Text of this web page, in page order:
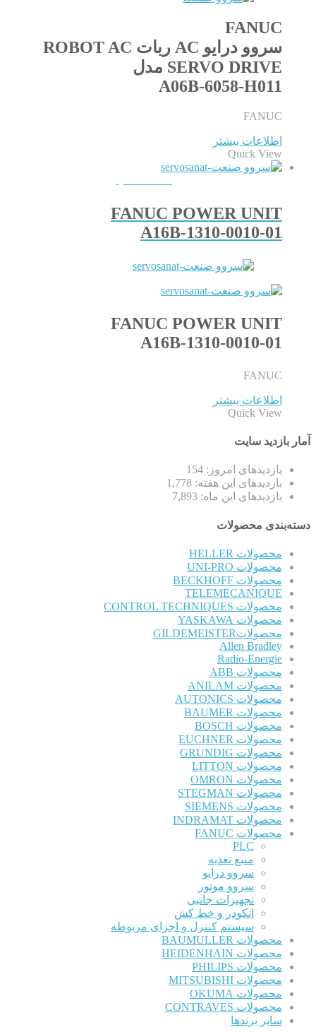
FANUC
سروو درایو AC ربات ROBOT AC
SERVO DRIVE مدل
A06B-6058-H011
FANUC
اطلاعات بیشتر
Quick View
FANUC POWER UNIT
A16B-1310-0010-01
FANUC POWER UNIT
A16B-1310-0010-01
FANUC
اطلاعات بیشتر
Quick View
آمار بازدید سایت
بازدیدهای امروز: 154
بازدیدهای این هفته: 1,778
بازدیدهای این ماه: 7,893
دسته‌بندی محصولات
محصولات HELLER
محصولات UNI-PRO
محصولات BECKHOFF
TELEMECANIQUE
محصولات CONTROL TECHNIQUES
محصولات YASKAWA
محصولاتGILDEMEISTER
Allen Bradley
Radio-Energie
محصولات ABB
محصولات ANILAM
محصولات AUTONICS
محصولات BAUMER
محصولات BOSCH
محصولات EUCHNER
محصولات GRUNDIG
محصولات LITTON
محصولات OMRON
محصولات STEGMAN
محصولات SIEMENS
محصولات INDRAMAT
محصولات FANUC
PLC
منبع تغذیه
سروو درایو
سروو موتور
تجهیزات جانبی
انکودر و خط کش
سیستم کنترل و اجزای مربوطه
محصولات BAUMULLER
محصولات HEIDENHAIN
محصولات PHILIPS
محصولات MITSUBISHI
محصولات OKUMA
محصولات CONTRAVES
سایر برندها